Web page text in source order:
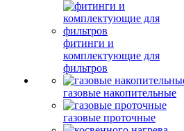
фитинги и
комплектующие для
фильтров
газовые накопительные
газовые проточные